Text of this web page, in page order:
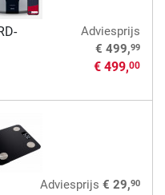
Adviesprijs
€ 499,99
€ 499,00
Adviesprijs € 29,90